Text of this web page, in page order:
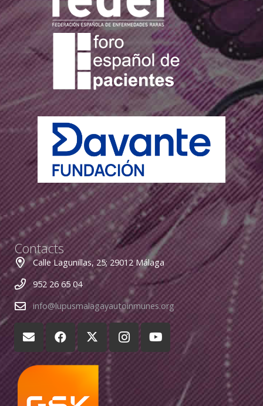
Contacts
Calle Lagunillas, 25; 29012 Málaga
952 26 65 04
info@lupusmalagayautoinmunes.org